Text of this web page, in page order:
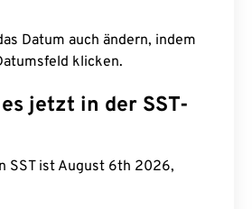
Datum auch ändern, indem
klicken.
jetzt in der SST-
SST ist August 6th 2026,